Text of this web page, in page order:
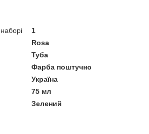
наборі
1
Rosa
Туба
Фарба поштучно
Україна
75 мл
Зелений